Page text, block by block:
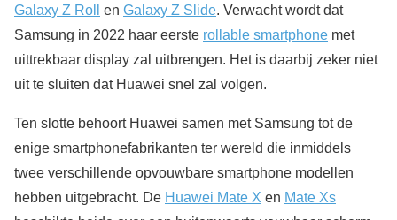
Galaxy Z Roll
en Galaxy Z Slide. Verwacht wordt dat
Samsung in 2022 haar eerste rollable smartphone met
uittrekbaar display zal uitbrengen. Het is daarbij zeker niet
uit te sluiten dat Huawei snel zal volgen.
Ten slotte behoort Huawei samen met Samsung tot de
enige smartphonefabrikanten ter wereld die inmiddels
twee verschillende opvouwbare smartphone modellen
hebben uitgebracht. De Huawei Mate X en Mate Xs